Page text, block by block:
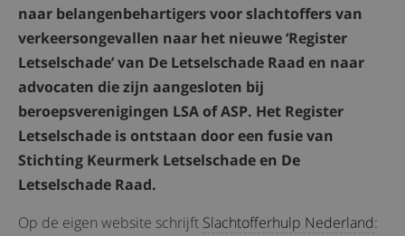
naar belangenbehartigers voor slachtoffers van
verkeersongevallen naar het nieuwe ‘Register
Letselschade’ van De Letselschade Raad en naar
advocaten die zijn aangesloten bij
beroepsverenigingen LSA of ASP. Het Register
Letselschade is ontstaan door een fusie van
Stichting Keurmerk Letselschade en De
Letselschade Raad.
Op de eigen website schrijft Slachtofferhulp Nederland: